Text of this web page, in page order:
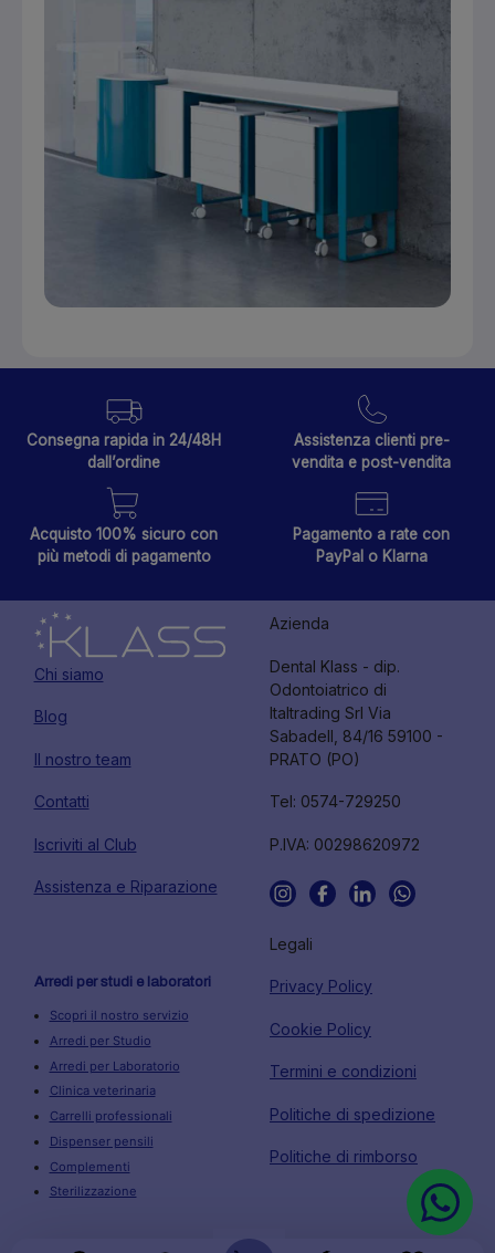
Consegna rapida in 24/48H
dall’ordine
Assistenza clienti pre-
vendita e post-vendita
Acquisto 100% sicuro con
più metodi di pagamento
Pagamento a rate con
PayPal o Klarna
Chi siamo
Blog
Il nostro team
Contatti
Iscriviti al Club
Assistenza e Riparazione
Azienda
Dental Klass - dip.
Odontoiatrico di
Italtrading Srl Via
Sabadell, 84/16 59100 -
PRATO (PO)
Tel: 0574-729250
P.IVA: 00298620972
Arredi per studi e laboratori
Scopri il nostro servizio
Arredi per Studio
Arredi per Laboratorio
Clinica veterinaria
Carrelli professionali
Dispenser pensili
Complementi
Sterilizzazione
Legali
Privacy Policy
Cookie Policy
Termini e condizioni
Politiche di spedizione
Politiche di rimborso